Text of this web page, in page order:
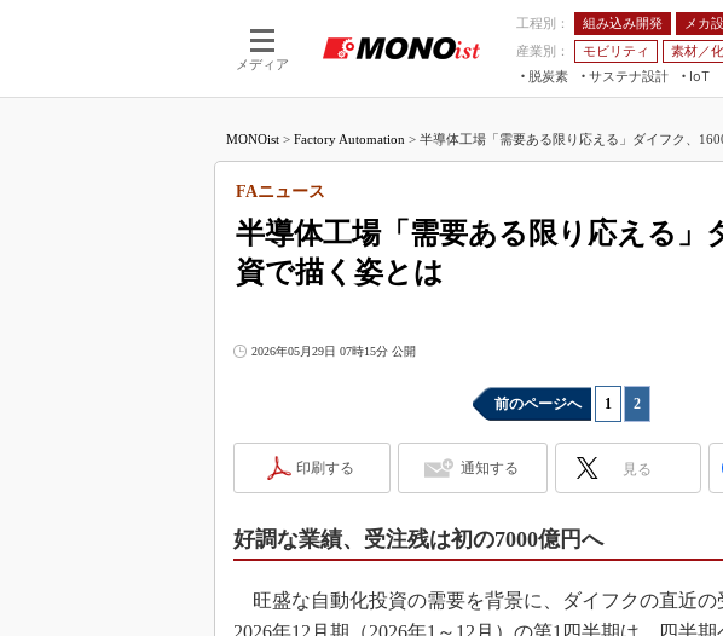
メディア
工程別： 組み込み開発 メカ
産業別：
モビリティ 素材／
脱炭素
サステナ設計
IoT
つながる工場AI×設備保全 JIMTOF
IIFES
日本もの
産業オー
MONOist > Factory Automation > 半導体工場「需要ある限り応える」ダイフク、
半導体工場「需要ある限り応える」
資で描く姿とは
FAニュース
2026年05月29日 07時15分 公開
前のページへ 1 2
印刷する 通知する 見る
好調な業績、受注残は初の7000億円へ
旺盛な自動化投資の需要を背景に、ダイフクの直近の
2026年12月期（2026年1～12月）の第1四半期は、四半